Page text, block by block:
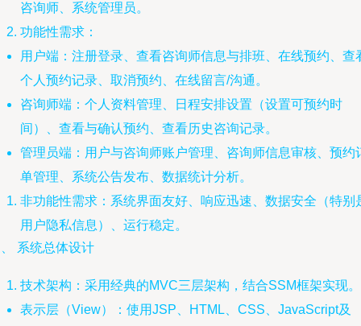
咨询师、系统管理员。
功能性需求：
用户端：注册登录、查看咨询师信息与排班、在线预约、查
个人预约记录、取消预约、在线留言/沟通。
咨询师端：个人资料管理、日程安排设置（设置可预约时
间）、查看与确认预约、查看历史咨询记录。
管理员端：用户与咨询师账户管理、咨询师信息审核、预约
单管理、系统公告发布、数据统计分析。
非功能性需求：系统界面友好、响应迅速、数据安全（特别
用户隐私信息）、运行稳定。
系统总体设计
技术架构：采用经典的MVC三层架构，结合SSM框架实现。
表示层（View）：使用JSP、HTML、CSS、JavaScript及